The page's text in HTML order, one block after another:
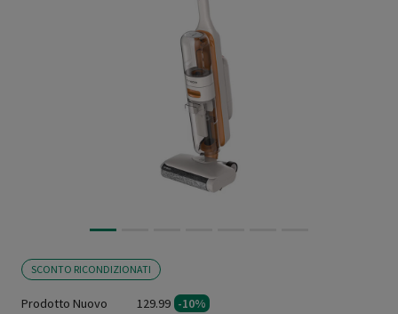
SCONTO RICONDIZIONATI
Prodotto Nuovo 129.99 -10%